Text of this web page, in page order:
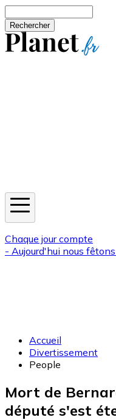
Chaque jour compte
- Aujourd'hui nous
Accueil
Divertissement
People
Mort de
député s'est